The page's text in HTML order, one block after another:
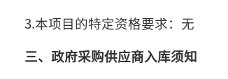
3.本项目的特定资格要求：无
三、政府采购供应商入库须知